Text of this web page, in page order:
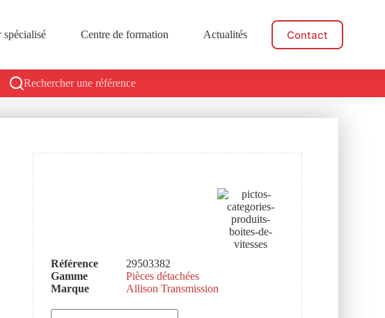
spécialisé Centre de formation Actualités Contact
Rechercher une référence
Référence
29503382
Gamme
Pièces détachées
Marque
Allison Transmission